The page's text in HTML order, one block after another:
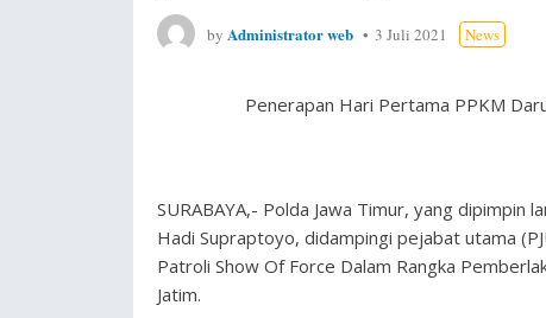
by Administrator web 3 Juli 2021 News
Penerapan Hari Pertama PPKM
SURABAYA,- Polda Jawa Timur, yang dipimpin
Hadi Supraptoyo, didampingi pejabat utama
Patroli Show Of Force Dalam Rangka
Jatim.